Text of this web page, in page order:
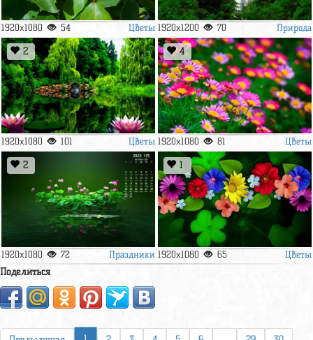
1920x1080 54 Цветы 1920x1200 70 Природа
2
1920x1080 101 Цветы
4
1920x1080 81 Цветы
2
1920x1080 72 Праздники
1
1920x1080 65 Цветы
Поделиться